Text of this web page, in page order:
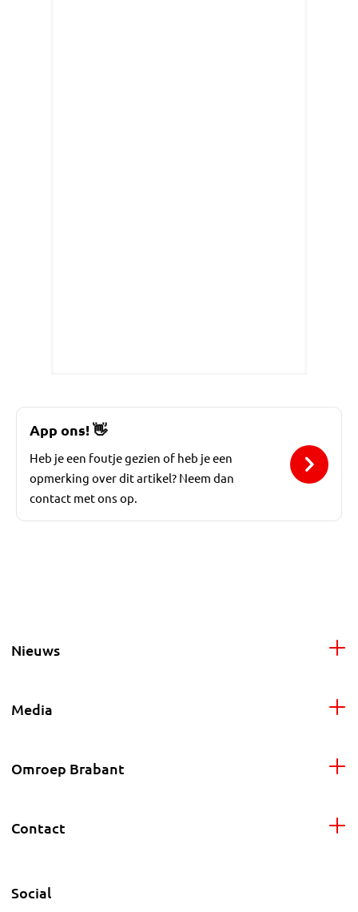
App ons!👋
Heb je een foutje gezien of heb je een
opmerking over dit artikel? Neem dan
contact met ons op.
Nieuws
Media
Omroep Brabant
Contact
Social